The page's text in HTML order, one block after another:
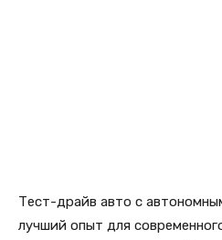
Тест-драйв авто с
лучший опыт для